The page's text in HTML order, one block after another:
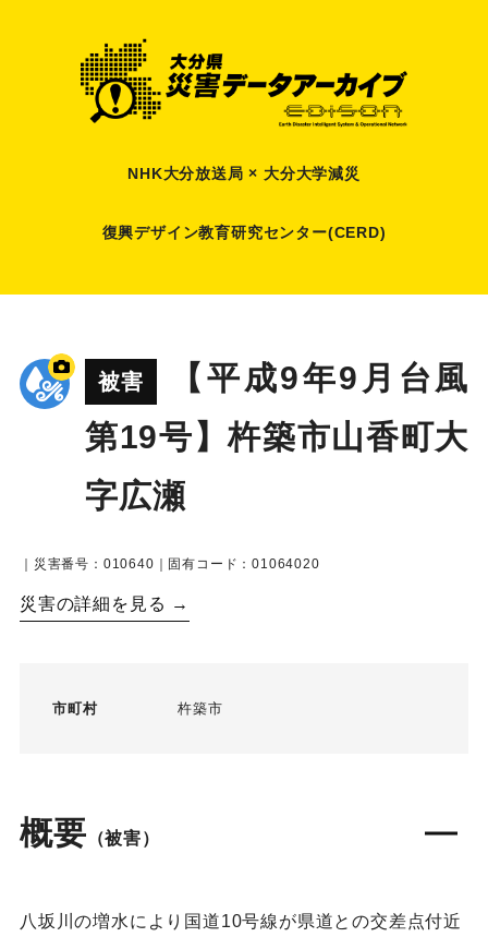
NHK大分放送局 × 大分大学減災
復興デザイン教育研究センター(CERD)
被害
【平成9年9月台風
第19号】杵築市山香町大
字広瀬
｜災害番号：010640｜固有コード：01064020
災害の詳細を見る →
市町村 杵築市
概要 （被害）
八坂川の増水により国道10号線が県道との交差点付近